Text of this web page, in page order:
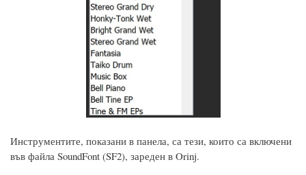
Инструментите, показани в панела, са тези, които са включени
във файла SoundFont (SF2), зареден в Orinj.